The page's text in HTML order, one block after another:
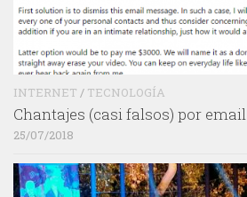
INTERNET / TECNOLOGÍA
Chantajes (casi falsos) por email
25/07/2018